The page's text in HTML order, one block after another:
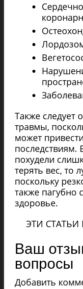
Также следует
травмы,
может
последствиям.
похудели
терять вес, то
поскольку
также пагубно
здоровье.
ЭТИ
Ваш
вопросы
Добавить